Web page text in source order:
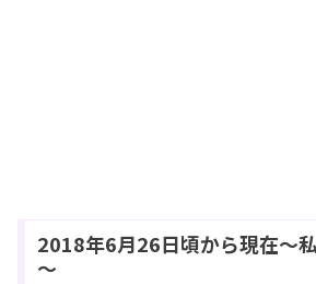
2018年6月26日頃から現在～
～